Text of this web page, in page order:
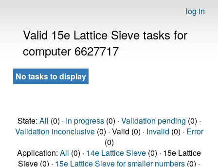
log in
Valid 15e Lattice Sieve tasks for
computer 6627717
No tasks to display
State: All (0) · In progress(0) · Validation pending (0) ·
Validation inconclusive(0) · Valid (0) · Invalid (0) · Error
(0)
Application: All (0) · 14e Lattice Sieve (0) · 15e Lattice
Sieve (0) · 15e Lattice Sieve for smaller numbers (0) ·